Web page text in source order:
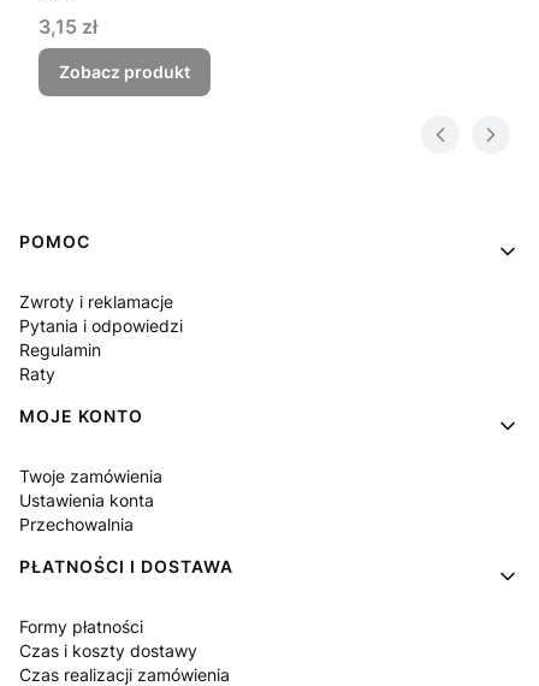
Cena
3,15 zł
Zobacz produkt
Linki w stopce
POMOC
Zwroty i reklamacje
Pytania i odpowiedzi
Regulamin
Raty
MOJE KONTO
Twoje zamówienia
Ustawienia konta
Przechowalnia
PŁATNOŚCI I DOSTAWA
Formy płatności
Czas i koszty dostawy
Czas realizacji zamówienia